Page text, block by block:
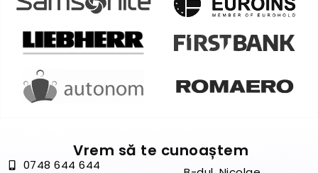
Vrem să te cunoaștem
0748 644 644